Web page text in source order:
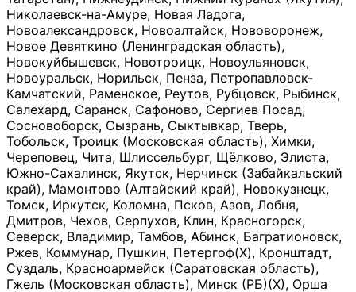
Николаевск-на-Амуре, Новая Ладога,
Новоалександровск, Новоалтайск, Нововоронеж,
Новое Девяткино (Ленинградская область),
Новокуйбышевск, Новотроицк, Новоульяновск,
Новоуральск, Норильск, Пенза, Петропавловск-
Камчатский, Раменское, Реутов, Рубцовск, Рыбинск,
Салехард, Саранск, Сафоново, Сергиев Посад,
Сосновоборск, Сызрань, Сыктывкар, Тверь,
Тобольск, Троицк (Московская область), Химки,
Череповец, Чита, Шлиссельбург, Щёлково, Элиста,
Южно-Сахалинск, Якутск, Нерчинск (Забайкальский
край), Мамонтово (Алтайский край), Новокузнецк,
Томск, Иркутск, Коломна, Псков, Азов, Лобня,
Дмитров, Чехов, Серпухов, Клин, Красногорск,
Северск, Владимир, Тамбов, Абинск, Багратионовск,
Ржев, Коммунар, Пушкин, Петергоф(Х), Кронштадт,
Суздаль, Красноармейск (Саратовская область),
Гжель (Московская область), Минск (РБ)(Х), Орша